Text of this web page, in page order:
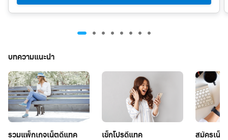
บทความแนะนำ
รวมแพ็กเกจเน็ตดีแทค
เช็กโปรดีแทค
สมัครเน็ต